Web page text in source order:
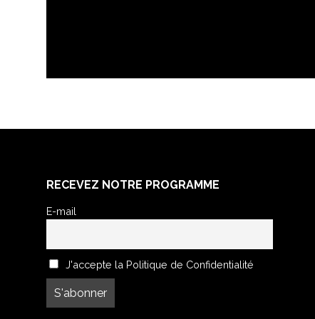
RECEVEZ NOTRE PROGRAMME
E-mail
J'accepte la Politique de Confidentialité